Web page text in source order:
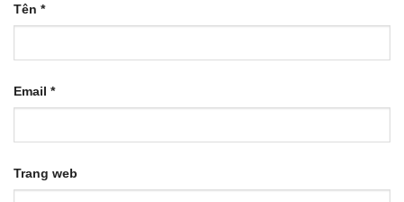
Tên *
Email *
Trang web